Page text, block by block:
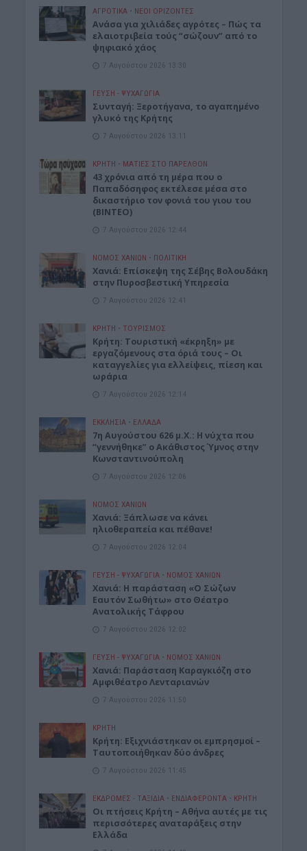
ΑΓΡΟΤΙΚΑ • ΝΕΟΙ ΟΡΙΖΟΝΤΕΣ
Ανάσα για χιλιάδες αγρότες – Πώς τα
ελαιοτριβεία τούς “σώζουν” από το
ψηφιακό χάος
7 Αυγούστου 2026 13:30
ΓΕΎΣΗ - ΨΥΧΑΓΩΓΊΑ
Συνταγή: Ξεροτήγανα, το αγαπημένο
γλυκό της Κρήτης
7 Αυγούστου 2026 13:11
ΚΡΗΤΗ • ΜΑΤΙΕΣ ΣΤΟ ΠΑΡΕΛΘΟΝ
43 χρόνια από τη μέρα που ο
Παπαδόσηφος εκτέλεσε μέσα στο
δικαστήριο τον φονιά του γιου του
(ΒΙΝΤΕΟ)
7 Αυγούστου 2026 12:44
ΝΟΜΌΣ ΧΑΝΊΩΝ • ΠΟΛΙΤΙΚΗ
Xανιά: Επίσκεψη της Σέβης Βολουδάκη
στην Πυροσβεστική Υπηρεσία
7 Αυγούστου 2026 12:41
ΚΡΗΤΗ • ΤΟΥΡΙΣΜΟΣ
Κρήτη: Τουριστική «έκρηξη» με
εργαζόμενους στα όριά τους – Οι
καταγγελίες για ελλείψεις, πίεση και
ωράρια
7 Αυγούστου 2026 12:14
ΕΚΚΛΗΣΙΑ • ΕΛΛΑΔΑ
7η Αυγούστου 626 μ.Χ.: Η νύχτα που
“γεννήθηκε” ο Ακάθιστος Ύμνος στην
Κωνσταντινούπολη
7 Αυγούστου 2026 12:06
ΝΟΜΌΣ ΧΑΝΊΩΝ
Χανιά: Ξάπλωσε να κάνει
ηλιοθεραπεία και πέθανε!
7 Αυγούστου 2026 12:04
ΓΕΎΣΗ - ΨΥΧΑΓΩΓΊΑ • ΝΟΜΌΣ ΧΑΝΊΩΝ
Χανιά: Η παράσταση «Ο Σώζων
Εαυτόν Σωθήτω» στο Θέατρο
Ανατολικής Τάφρου
7 Αυγούστου 2026 12:02
ΓΕΎΣΗ - ΨΥΧΑΓΩΓΊΑ • ΝΟΜΌΣ ΧΑΝΊΩΝ
Xανιά: Παράσταση Καραγκιόζη στο
Αμφιθέατρο Λενταριανών
7 Αυγούστου 2026 11:50
ΚΡΗΤΗ
Κρήτη: Εξιχνιάστηκαν οι εμπρησμοί –
Ταυτοποιήθηκαν δύο άνδρες
7 Αυγούστου 2026 11:45
ΕΚΔΡΟΜΈΣ - ΤΑΞΊΔΙΑ • ΕΝΔΙΑΦΕΡΟΝΤΑ • ΚΡΗΤΗ
Οι πτήσεις Κρήτη – Αθήνα αυτές με τις
περισσότερες αναταράξεις στην
Ελλάδα